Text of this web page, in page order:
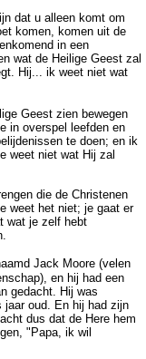
dat u alleen komt om
komen, komen uit de
in een
wat de Heilige Geest zal
Hij... ik weet niet wat
Geest zien bewegen
in overspel leefden en
te doen; en ik
weet niet wat Hij zal
die de Christenen
weet het niet; je gaat er
wat je zelf hebt
Jack Moore (velen
en hij had een
gedacht. Hij was
jaar oud. En hij had zijn
dus dat de Here hem
"Papa, ik wil